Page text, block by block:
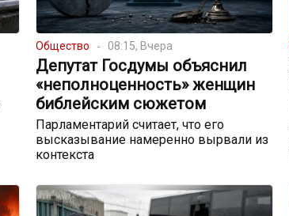
Общество 08:15, Вчера
Депутат Госдумы объяснил
«неполноценность» женщин
библейским сюжетом
Парламентарий считает, что его
высказывание намеренно вырвали из
контекста